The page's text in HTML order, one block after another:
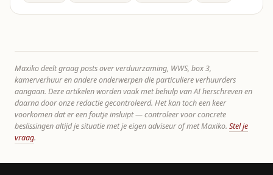
Maxiko deelt graag posts over verduurzaming, WWS, box 3,
kamerverhuur en andere onderwerpen die particuliere verhuurders
aangaan. Deze artikelen worden vaak met behulp van AI herschreven en
daarna door onze redactie gecontroleerd. Het kan toch een keer
voorkomen dat er een foutje insluipt — controleer voor concrete
beslissingen altijd je situatie met je eigen adviseur of met Maxiko. Stel je
vraag.